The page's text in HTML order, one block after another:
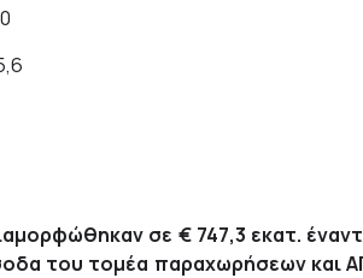
σε € 747,3 εκατ.
του τομέα παραχωρήσεων και